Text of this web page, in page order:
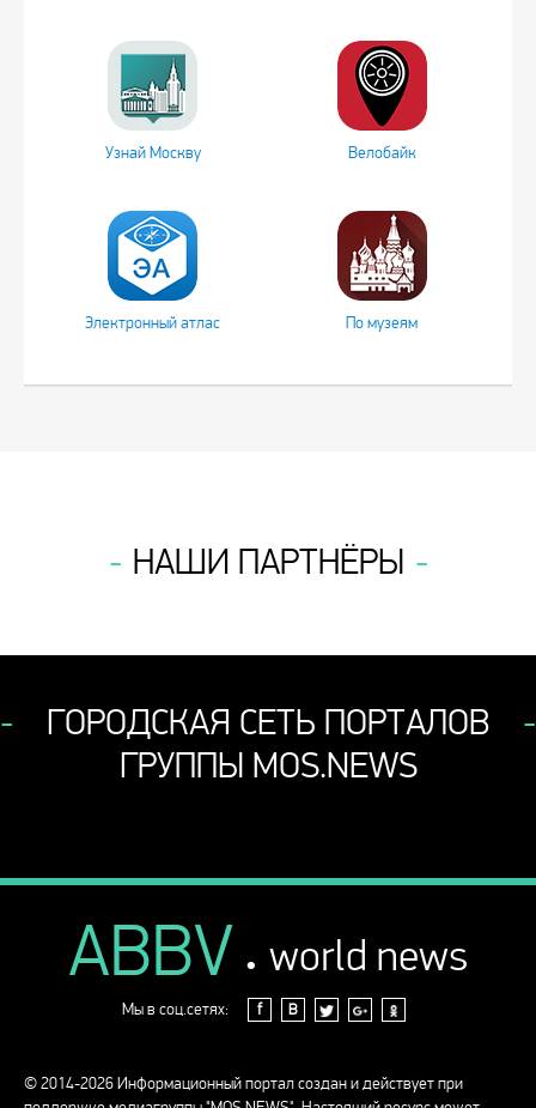
Узнай Москву Велобайк
Электронный атлас По музеям
НАШИ ПАРТНЁРЫ
ГОРОДСКАЯ СЕТЬ ПОРТАЛОВ
ГРУППЫ MOS.NEWS
ABBV . world news
Мы в соц.сетях: f В
© 2014-2026 Информационный портал создан и действует при